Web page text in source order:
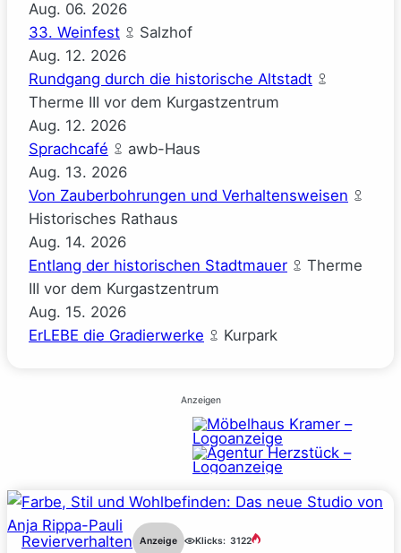
Aug. 06. 2026
33. Weinfest
Salzhof
Aug. 12. 2026
Rundgang durch die historische Altstadt
Therme III vor dem Kurgastzentrum
Aug. 12. 2026
Sprachcafé
awb-Haus
Aug. 13. 2026
Von Zauberbohrungen und Verhaltensweisen
Historisches Rathaus
Aug. 14. 2026
Entlang der historischen Stadtmauer
Therme
III vor dem Kurgastzentrum
Aug. 15. 2026
ErLEBE die Gradierwerke
Kurpark
Anzeigen
Revierverhalten Anzeige Klicks: 3122